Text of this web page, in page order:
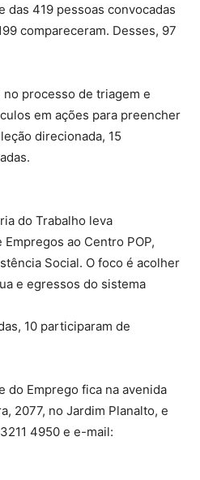
das 419 pessoas convocadas
compareceram. Desses, 97
no processo de triagem e
em ações para preencher
direcionada, 15
do Trabalho leva
ao Centro POP,
Social. O foco é acolher
e egressos do sistema
10 participaram de
do Emprego fica na avenida
2077, no Jardim Planalto, e
4950 e e-mail: